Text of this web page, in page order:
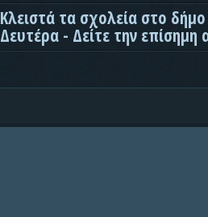
Κλειστά τα σχολεία στο
Δευτέρα - Δείτε την επίσημη